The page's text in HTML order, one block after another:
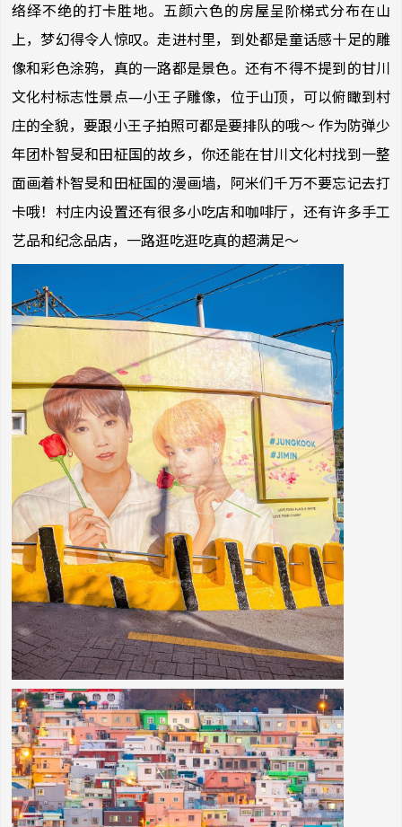
络绎不绝的打卡胜地。五颜六色的房屋呈阶梯式分布在山
上，梦幻得令人惊叹。走进村里，到处都是童话感十足的雕
像和彩色涂鸦，真的一路都是景色。还有不得不提到的甘川
文化村标志性景点—小王子雕像，位于山顶，可以俯瞰到村
庄的全貌，要跟小王子拍照可都是要排队的哦～ 作为防弹少
年团朴智旻和田柾国的故乡，你还能在甘川文化村找到一整
面画着朴智旻和田柾国的漫画墙，阿米们千万不要忘记去打
卡哦！村庄内设置还有很多小吃店和咖啡厅，还有许多手工
艺品和纪念品店，一路逛吃逛吃真的超满足～